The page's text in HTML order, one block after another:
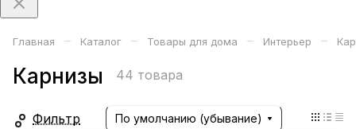
Главная – Каталог – Товары для дома – Интерьер –
Карнизы 44 товара
Фильтр По умолчанию (убывание)